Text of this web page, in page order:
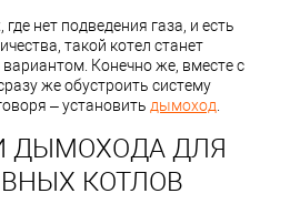
нет подведения газа, и есть
такой котел станет
Конечно же, вместе с
же обустроить систему
– установить дымоход.
ДЫМОХОДА ДЛЯ
КОТЛОВ